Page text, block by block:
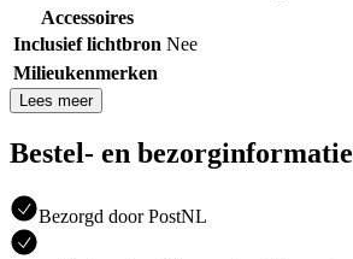
Accessoires
Inclusief lichtbron Nee
Milieukenmerken
Lees meer
Bestel- en bezorginformatie
Bezorgd door PostNL